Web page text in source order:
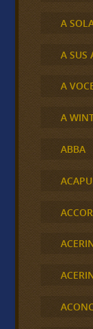
A
A SUS
A
A
ABBA